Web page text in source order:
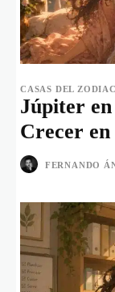
CASAS DEL
Júpiter
Crecer
FERNANDO